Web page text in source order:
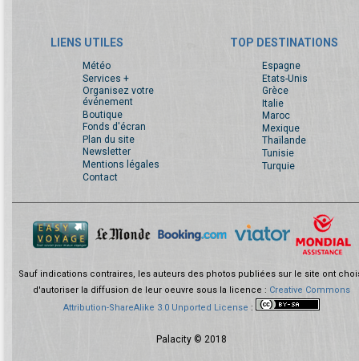
LIENS UTILES
Météo
Services +
Organisez votre
événement
Boutique
Fonds d'écran
Plan du site
Newsletter
Mentions légales
Contact
TOP DESTINATIONS
Espagne
Etats-Unis
Grèce
Italie
Maroc
Mexique
Thaïlande
Tunisie
Turquie
Sauf indications contraires, les auteurs des photos publiées sur le site ont
d'autoriser la diffusion de leur oeuvre sous la licence : Creative Commons
Attribution-ShareAlike 3.0 Unported License :
Palacity © 2018